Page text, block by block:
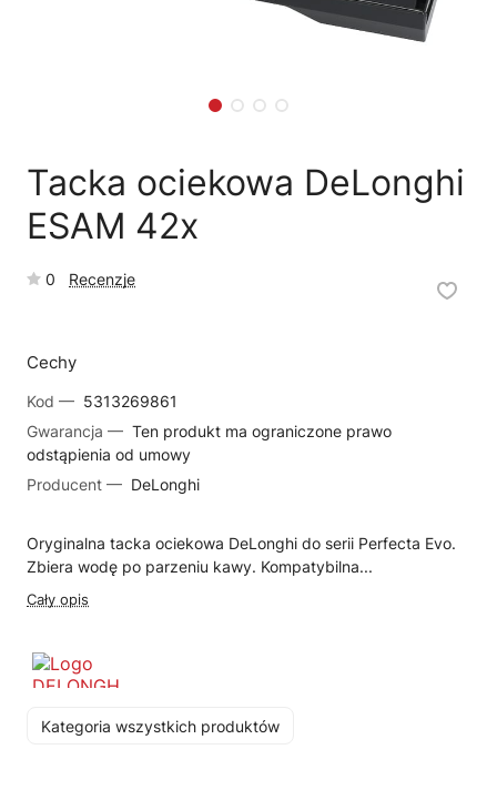
Tacka ociekowa DeLonghi
ESAM 42x
0 Recenzje
Cechy
Kod — 5313269861
Gwarancja — Ten produkt ma ograniczone prawo
odstąpienia od umowy
Producent — DeLonghi
Oryginalna tacka ociekowa DeLonghi do serii Perfecta Evo.
Zbiera wodę po parzeniu kawy. Kompatybilna...
Cały opis
Kategoria wszystkich produktów
Reklamacja towaru